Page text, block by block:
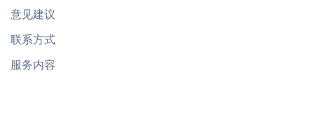
意见建议
联系方式
服务内容